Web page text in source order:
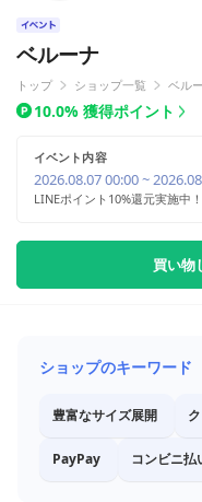
ベルーナ
トップ ショップ一覧 ベル
10.0% 獲得ポイント
イベント内容
2026.08.07 00:00 ~
LINEポイント10%還元実施中！
買い物
ショップのキーワード
豊富なサイズ展開
PayPay コンビニ払